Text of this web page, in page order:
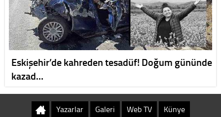
Eskişehir’de kahreden tesadüf! Doğum gününde
kazad…
Yazarlar Galeri Web TV Künye